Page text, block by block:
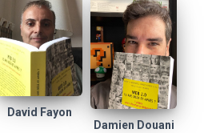
David Fayon
Damien Douani